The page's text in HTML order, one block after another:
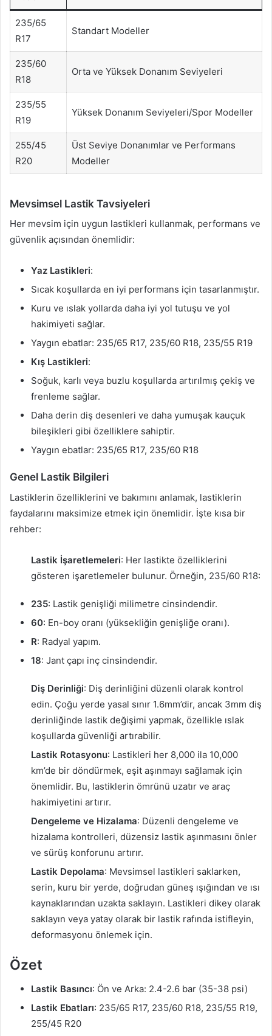
235/65
R17
Standart Modeller
235/60
R18
Orta ve Yüksek Donanım Seviyeleri
235/55
R19
Yüksek Donanım Seviyeleri/Spor Modeller
255/45
R20
Üst Seviye Donanımlar ve Performans
Modeller
Mevsimsel Lastik Tavsiyeleri
Her mevsim için uygun lastikleri kullanmak, performans ve
güvenlik açısından önemlidir:
Yaz Lastikleri:
Sıcak koşullarda en iyi performans için tasarlanmıştır.
Kuru ve ıslak yollarda daha iyi yol tutuşu ve yol
hakimiyeti sağlar.
Yaygın ebatlar: 235/65 R17, 235/60 R18, 235/55 R19
Kış Lastikleri:
Soğuk, karlı veya buzlu koşullarda artırılmış çekiş ve
frenleme sağlar.
Daha derin diş desenleri ve daha yumuşak kauçuk
bileşikleri gibi özelliklere sahiptir.
Yaygın ebatlar: 235/65 R17, 235/60 R18
Genel Lastik Bilgileri
Lastiklerin özelliklerini ve bakımını anlamak, lastiklerin
faydalarını maksimize etmek için önemlidir. İşte kısa bir
rehber:
Lastik İşaretlemeleri: Her lastikte özelliklerini
gösteren işaretlemeler bulunur. Örneğin, 235/60 R18:
235: Lastik genişliği milimetre cinsindendir.
60: En-boy oranı (yüksekliğin genişliğe oranı).
R: Radyal yapım.
18: Jant çapı inç cinsindendir.
Diş Derinliği: Diş derinliğini düzenli olarak kontrol
edin. Çoğu yerde yasal sınır 1.6mm’dir, ancak 3mm diş
derinliğinde lastik değişimi yapmak, özellikle ıslak
koşullarda güvenliği artırabilir.
Lastik Rotasyonu: Lastikleri her 8,000 ila 10,000
km’de bir döndürmek, eşit aşınmayı sağlamak için
önemlidir. Bu, lastiklerin ömrünü uzatır ve araç
hakimiyetini artırır.
Dengeleme ve Hizalama: Düzenli dengeleme ve
hizalama kontrolleri, düzensiz lastik aşınmasını önler
ve sürüş konforunu artırır.
Lastik Depolama: Mevsimsel lastikleri saklarken,
serin, kuru bir yerde, doğrudan güneş ışığından ve ısı
kaynaklarından uzakta saklayın. Lastikleri dikey olarak
saklayın veya yatay olarak bir lastik rafında istifleyin,
deformasyonu önlemek için.
Özet
Lastik Basıncı: Ön ve Arka: 2.4-2.6 bar (35-38 psi)
Lastik Ebatları: 235/65 R17, 235/60 R18, 235/55 R19,
255/45 R20